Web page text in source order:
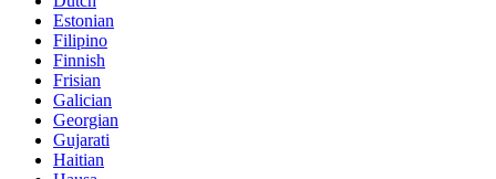
Estonian
Filipino
Finnish
Frisian
Galician
Georgian
Gujarati
Haitian